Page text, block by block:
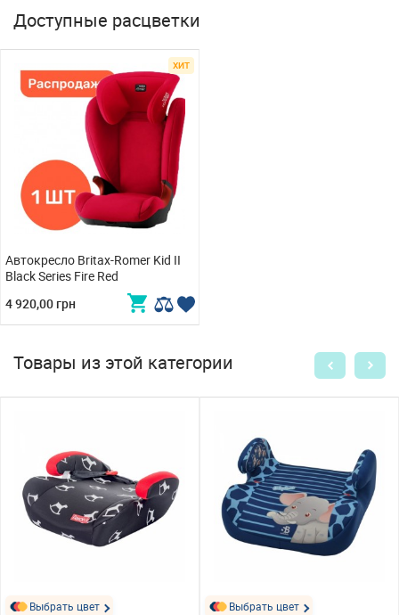
Доступные расцветки
ХИТ
Автокресло Britax-Romer Kid II
Black Series Fire Red
4 920,00 грн
Товары из этой категории
Выбрать цвет Выбрать цвет